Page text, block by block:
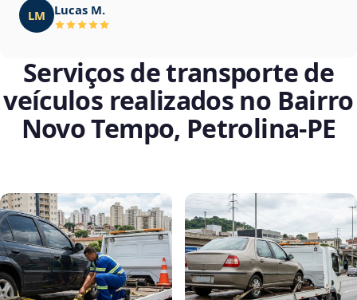
LM Lucas M.
Serviços de transporte de
veículos realizados no Bairro
Novo Tempo, Petrolina‑PE